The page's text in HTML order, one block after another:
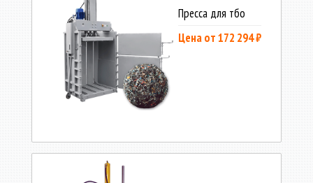
Пресса для тбо
Цена от 172 294 ₽